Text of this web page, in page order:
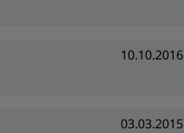
10.10.2016
03.03.2015